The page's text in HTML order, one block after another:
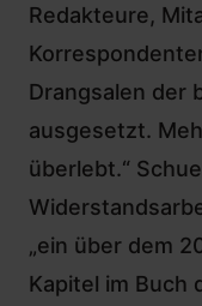
Redakteure,
Drangsalen der
ausgesetzt.
überlebt.“
„ein über dem
Kapitel im Buch